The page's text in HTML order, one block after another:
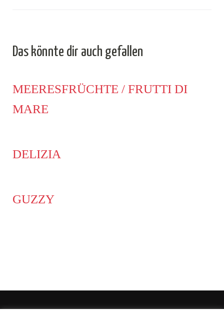
Das könnte dir auch gefallen
MEERESFRÜCHTE / FRUTTI DI
MARE
DELIZIA
GUZZY